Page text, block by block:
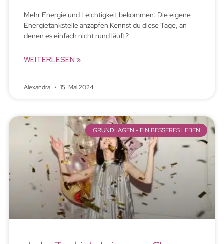
Mehr Energie und Leichtigkeit bekommen: Die eigene
Energietankstelle anzapfen Kennst du diese Tage, an
denen es einfach nicht rund läuft?
WEITERLESEN »
Alexandra 15. Mai 2024
GRUNDLAGEN - EIN BESSERES LEBEN